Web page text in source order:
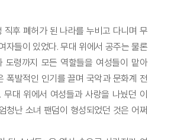
직후 폐허가 된 나라를 누비고 다니며 무
자들이 있었다. 무대 위에서 공주는 물론
도령까지 모든 역할들을 여성들이 맡아
폭발적인 인기를 끌며 국악과 문화계 전
무대 위에서 여성들과 사랑을 나눴던 이
청난 소녀 팬덤이 형성되었던 것은 어쩌